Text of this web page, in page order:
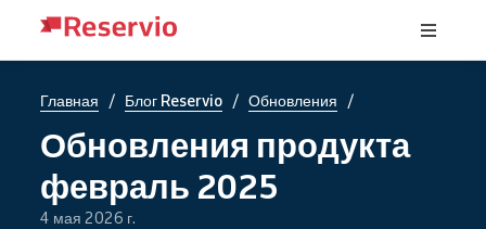
Главная / Блог Reservio / Обновления /
Обновления продукта
февраль 2025
4 мая 2026 г.